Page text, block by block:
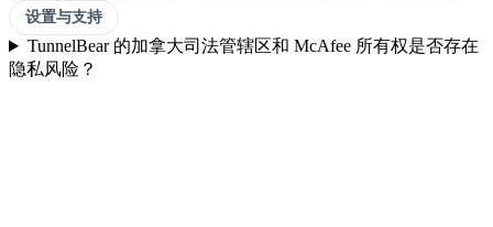
设置与支持
TunnelBear 的加拿大司法管辖区和 McAfee 所有权是否存在
隐私风险？